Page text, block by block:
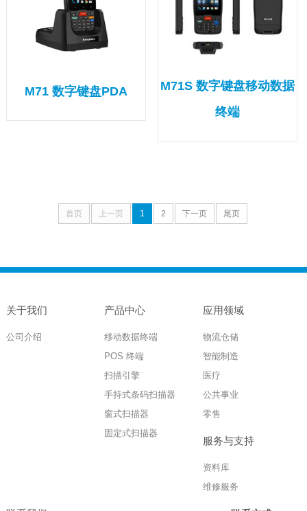
M71 数字键盘PDA
M71S 数字键盘移动数据
终端
首页 上一页 1 2 下一页 尾页
关于我们
公司介绍
产品中心
移动数据终端
POS 终端
扫描引擎
手持式条码扫描器
窗式扫描器
固定式扫描器
应用领域
物流仓储
智能制造
医疗
公共事业
零售
服务与支持
资料库
维修服务